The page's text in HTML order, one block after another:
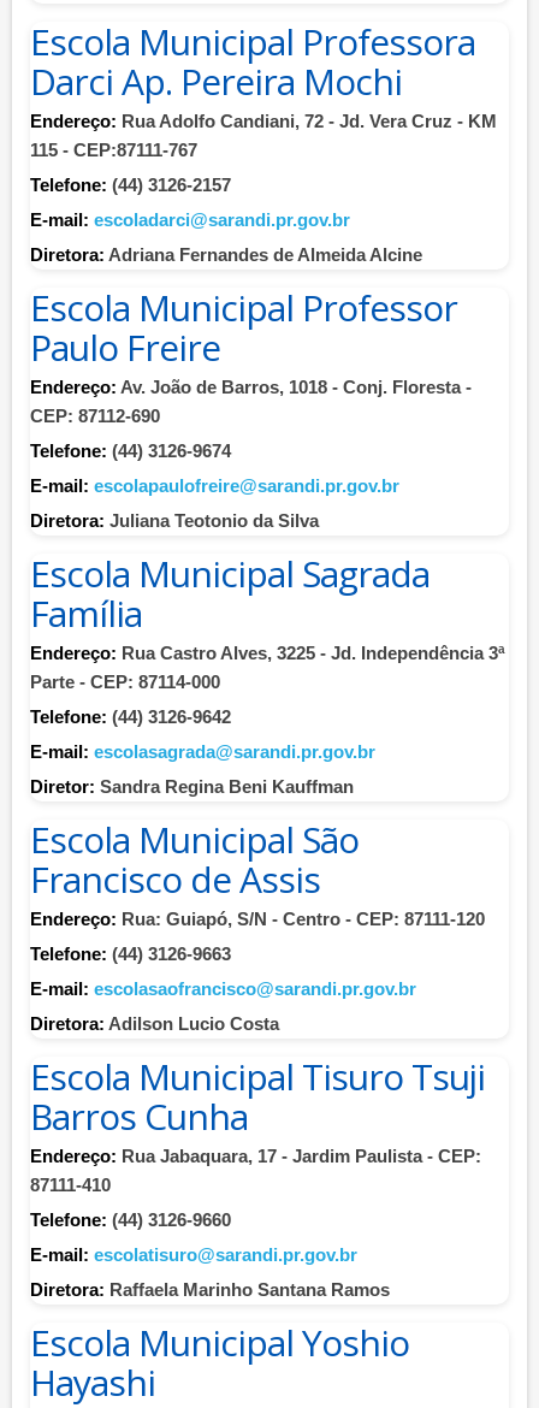
Escola Municipal Professora
Darci Ap. Pereira Mochi
Endereço: Rua Adolfo Candiani, 72 - Jd. Vera Cruz - KM
115 - CEP:87111-767
Telefone: (44) 3126-2157
E-mail: escoladarci@sarandi.pr.gov.br
Diretora: Adriana Fernandes de Almeida Alcine
Escola Municipal Professor
Paulo Freire
Endereço: Av. João de Barros, 1018 - Conj. Floresta -
CEP: 87112-690
Telefone: (44) 3126-9674
E-mail: escolapaulofreire@sarandi.pr.gov.br
Diretora: Juliana Teotonio da Silva
Escola Municipal Sagrada
Família
Endereço: Rua Castro Alves, 3225 - Jd. Independência 3ª
Parte - CEP: 87114-000
Telefone: (44) 3126-9642
E-mail: escolasagrada@sarandi.pr.gov.br
Diretor: Sandra Regina Beni Kauffman
Escola Municipal São
Francisco de Assis
Endereço: Rua: Guiapó, S/N - Centro - CEP: 87111-120
Telefone: (44) 3126-9663
E-mail: escolasaofrancisco@sarandi.pr.gov.br
Diretora: Adilson Lucio Costa
Escola Municipal Tisuro Tsuji
Barros Cunha
Endereço: Rua Jabaquara, 17 - Jardim Paulista - CEP:
87111-410
Telefone: (44) 3126-9660
E-mail: escolatisuro@sarandi.pr.gov.br
Diretora: Raffaela Marinho Santana Ramos
Escola Municipal Yoshio
Hayashi